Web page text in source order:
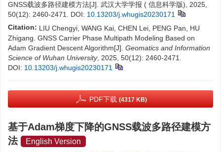
GNSS载波多路径建模方法[J]. 武汉大学学报 ( 信息科学版), 2025,
50(12): 2460-2471. DOI: 10.13203/j.whugis20230171
Citation: LIU Chengyi, WANG Kai, CHEN Lei, PENG Pan, HU
Zhigang. GNSS Carrier Phase Multipath Modeling Based on
Adam Gradient Descent Algorithm[J]. Geomatics and Information
Science of Wuhan University, 2025, 50(12): 2460-2471.
DOI: 10.13203/j.whugis20230171
PDF下载 (4317 KB)
基于Adam梯度下降的GNSS载波多路径建模方
法
English Version